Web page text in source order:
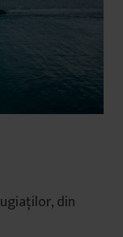
din